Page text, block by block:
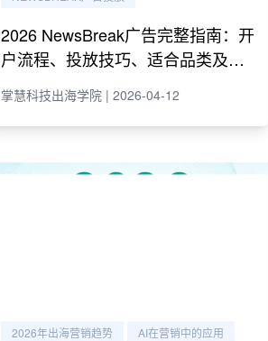
2026 NewsBreak广告完整指南：开
户流程、投放技巧、适合品类及代
掌慧科技出海学院 | 2026-04-12
2026年出海营销趋势 AI在营销中的应用